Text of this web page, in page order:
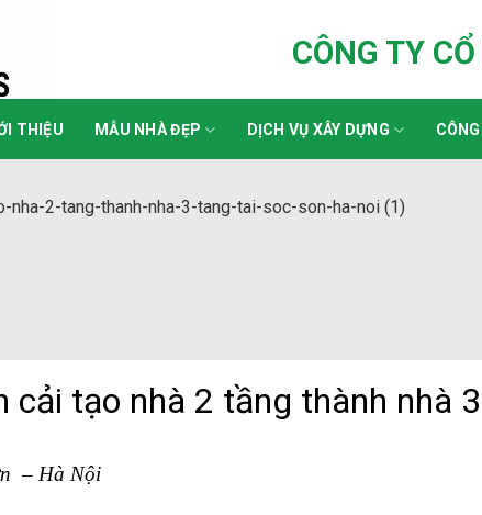
CÔNG TY
THIỆU MẪU NHÀ ĐẸP DỊCH VỤ XÂY DỰNG
cải tạo nhà 2 tầng thành nhà
– Hà Nội